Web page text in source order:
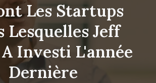
Les Startups
Lesquelles Jeff
Investi L'année
Dernière